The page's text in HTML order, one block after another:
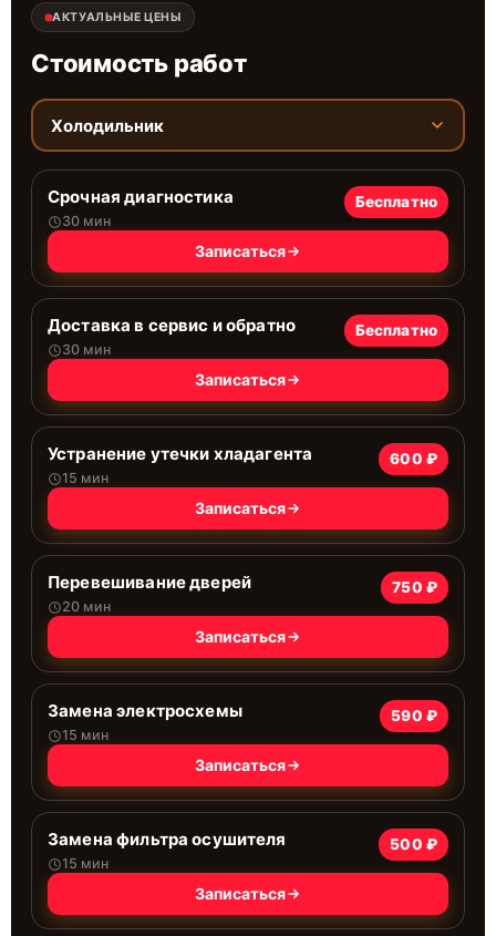
АКТУАЛЬНЫЕ ЦЕНЫ
Стоимость работ
Холодильник
Срочная диагностика
30 мин
Бесплатно
Записаться
Доставка в сервис и обратно
30 мин
Бесплатно
Записаться
Устранение утечки хладагента
15 мин
600 ₽
Записаться
Перевешивание дверей
20 мин
750 ₽
Записаться
Замена электросхемы
15 мин
590 ₽
Записаться
Замена фильтра осушителя
15 мин
500 ₽
Записаться